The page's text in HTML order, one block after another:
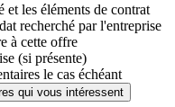
et les éléments de contrat
recherché par l'entreprise
à cette offre
(si présente)
le cas échéant
qui vous intéressent